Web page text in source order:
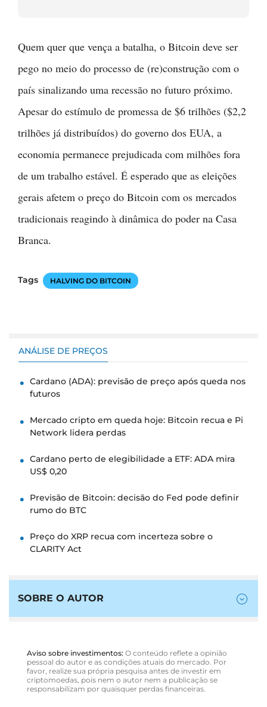
Quem quer que vença a batalha, o Bitcoin deve ser
pego no meio do processo de (re)construção com o
país sinalizando uma recessão no futuro próximo.
Apesar do estímulo de promessa de $6 trilhões ($2,2
trilhões já distribuídos) do governo dos EUA, a
economia permanece prejudicada com milhões fora
de um trabalho estável. É esperado que as eleições
gerais afetem o preço do Bitcoin com os mercados
tradicionais reagindo à dinâmica do poder na Casa
Branca.
Tags HALVING DO BITCOIN
ANÁLISE DE PREÇOS
Cardano (ADA): previsão de preço após queda nos
futuros
Mercado cripto em queda hoje: Bitcoin recua e Pi
Network lidera perdas
Cardano perto de elegibilidade a ETF: ADA mira
US$ 0,20
Previsão de Bitcoin: decisão do Fed pode definir
rumo do BTC
Preço do XRP recua com incerteza sobre o
CLARITY Act
SOBRE O AUTOR
Aviso sobre investimentos: O conteúdo reflete a opinião
pessoal do autor e as condições atuais do mercado. Por
favor, realize sua própria pesquisa antes de investir em
criptomoedas, pois nem o autor nem a publicação se
responsabilizam por quaisquer perdas financeiras.